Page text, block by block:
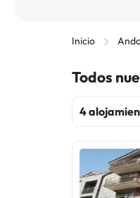
Inicio
Todos
4